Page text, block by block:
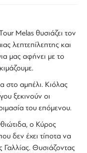
Melas θυσιάζει τον
λεπτεπίλεπτης και
μας αφήνει με το
στο αμπέλι. Κιόλας
ξεκινούν οι
του επόμενου.
, ο Κύρος
δεν έχει τίποτα να
Γαλλίας. Θυσιάζοντας